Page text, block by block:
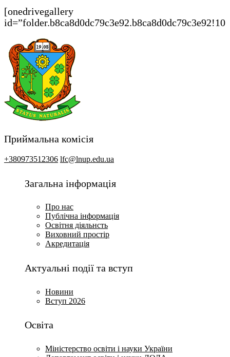
[onedrivegallery
Приймальна комісія
+380973512306 lfc@lnup.edu.ua
Загальна інформація
Про нас
Публічна інформація
Освітня діяльнсть
Виховний простір
Акредитація
Актуальні події та вступ
Новини
Вступ 2026
Освіта
Міністерство освіти і науки України